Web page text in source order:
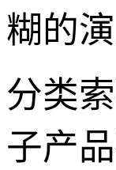
糊的
分类
子产